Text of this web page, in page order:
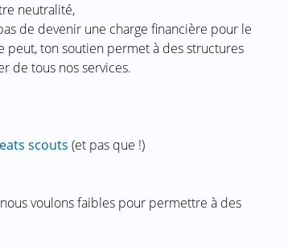
neutralité,
de devenir une charge financière pour le
peut, ton soutien permet à des structures
de tous nos services.
scouts (et pas que !)
voulons faibles pour permettre à des